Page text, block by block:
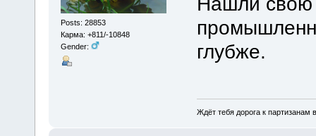
Posts: 28853
Карма: +811/-10848
Gender:
глубже.
Ждёт тебя дорога к партизанам